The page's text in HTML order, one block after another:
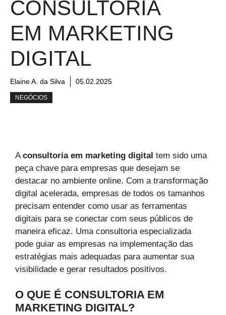
CONSULTORIA
EM MARKETING
DIGITAL
Elaine A. da Silva 05.02.2025
NEGÓCIOS
A consultoria em marketing digital tem sido uma
peça chave para empresas que desejam se
destacar no ambiente online. Com a transformação
digital acelerada, empresas de todos os tamanhos
precisam entender como usar as ferramentas
digitais para se conectar com seus públicos de
maneira eficaz. Uma consultoria especializada
pode guiar as empresas na implementação das
estratégias mais adequadas para aumentar sua
visibilidade e gerar resultados positivos.
O QUE É CONSULTORIA EM
MARKETING DIGITAL?